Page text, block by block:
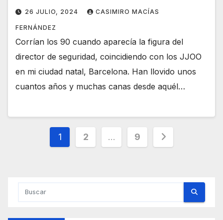
26 JULIO, 2024 CASIMIRO MACÍAS
FERNÁNDEZ
Corrían los 90 cuando aparecía la figura del
director de seguridad, coincidiendo con los JJOO
en mi ciudad natal, Barcelona. Han llovido unos
cuantos años y muchas canas desde aquél…
Paginación
1 2 … 9